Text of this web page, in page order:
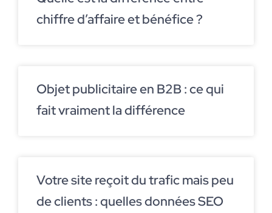
chiffre d’affaire et bénéfice ?
Objet publicitaire en B2B : ce qui
fait vraiment la différence
Votre site reçoit du trafic mais peu
de clients : quelles données SEO